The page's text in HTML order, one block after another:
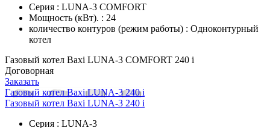
Серия : LUNA-3 COMFORT
Мощность (кВт). : 24
количество контуров (режим работы) : Одноконтурный
котел
Газовый котел Baxi LUNA-3 COMFORT 240 i
Договорная
Заказать
Газовый котел Baxi LUNA-3 240 i
Газовый котел Baxi LUNA-3 240 i
Серия : LUNA-3